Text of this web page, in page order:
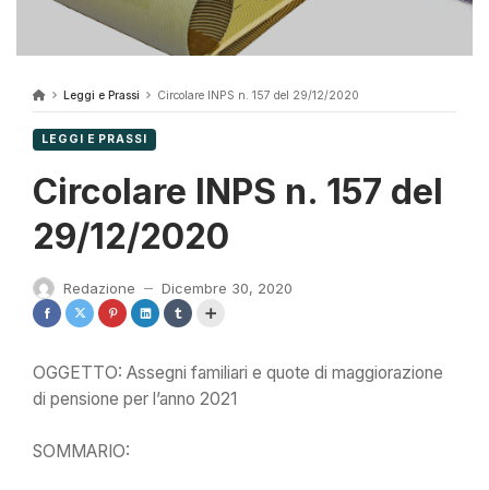
Leggi e Prassi Circolare INPS n. 157 del 29/12/2020
LEGGI E PRASSI
Circolare INPS n. 157 del
29/12/2020
Redazione — Dicembre 30, 2020
OGGETTO: Assegni familiari e quote di maggiorazione
di pensione per l’anno 2021
SOMMARIO: